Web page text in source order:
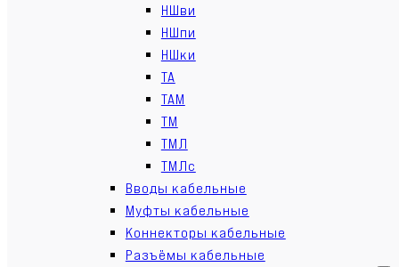
НШви
НШпи
НШки
ТА
ТАМ
ТМ
ТМЛ
ТМЛс
Вводы кабельные
Муфты кабельные
Коннекторы кабельные
Разъёмы кабельные